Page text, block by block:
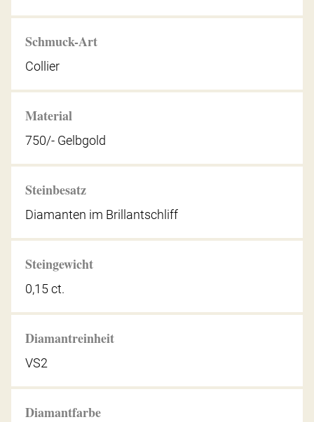
Schmuck-Art
Collier
Material
750/- Gelbgold
Steinbesatz
Diamanten im Brillantschliff
Steingewicht
0,15 ct.
Diamantreinheit
VS2
Diamantfarbe